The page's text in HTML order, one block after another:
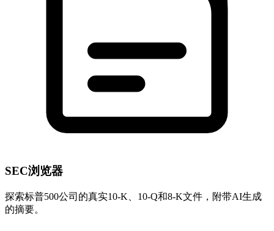
SEC浏览器
探索标普500公司的真实10-K、10-Q和8-K文件，附带AI生成
的摘要。